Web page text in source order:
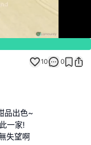
10 0
品出色~
一家!
失望啊